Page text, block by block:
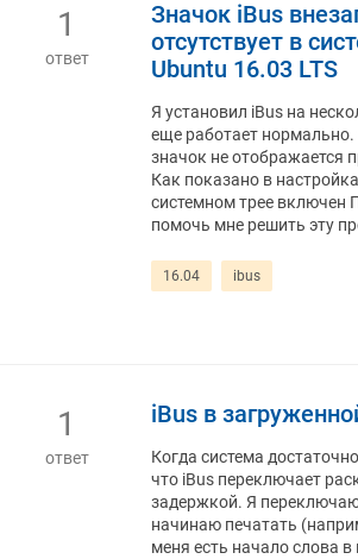
1
ответ
Значок iBus
отсутствует в
Ubuntu 16.03 LTS
Я установил iBus на
еще работает нормально.
значок не отображается
Как показано в
системном трее включен
помочь мне решить эту
16.04 ibus
1
ответ
iBus в
Когда система
что iBus переключает
задержкой. Я
начинаю печатать
меня есть начало слова